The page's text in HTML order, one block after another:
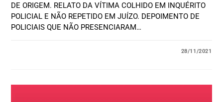
DE ORIGEM. RELATO DA VÍTIMA COLHIDO EM INQUÉRITO
POLICIAL E NÃO REPETIDO EM JUÍZO. DEPOIMENTO DE
POLICIAIS QUE NÃO PRESENCIARAM…
28/11/2021